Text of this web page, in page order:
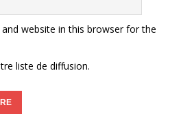
website in this browser for the
liste de diffusion.